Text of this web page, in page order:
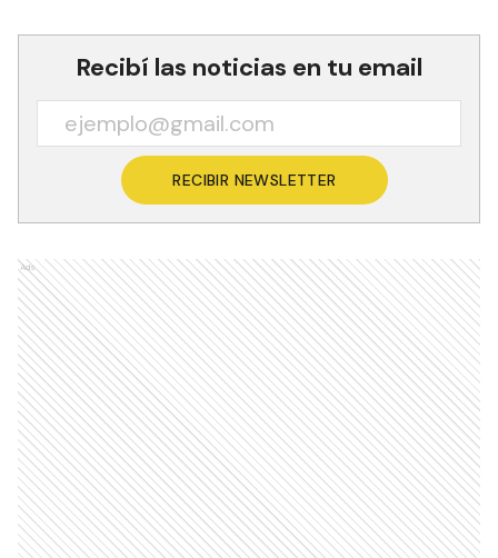
Recibí las noticias en tu email
RECIBIR NEWSLETTER
Ads